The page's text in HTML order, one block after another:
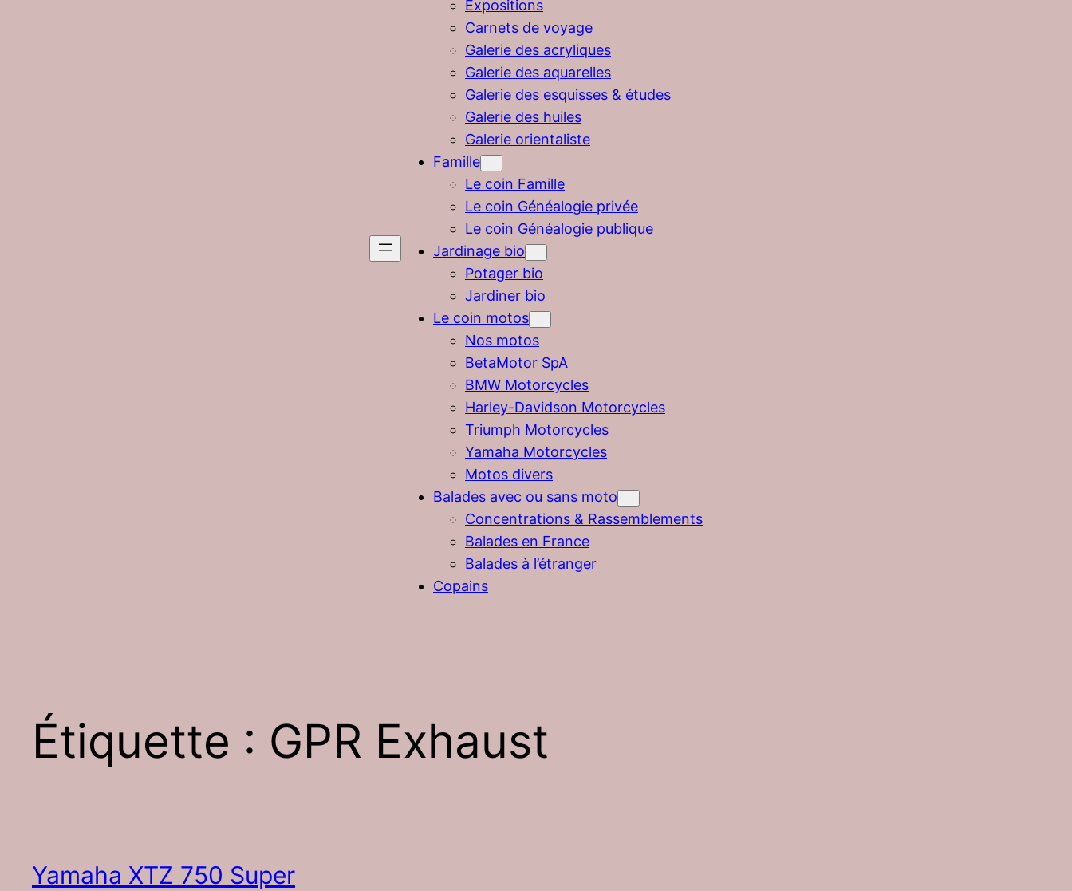
Expositions
Carnets de voyage
Galerie des acryliques
Galerie des aquarelles
Galerie des esquisses & études
Galerie des huiles
Galerie orientaliste
Famille
Le coin Famille
Le coin Généalogie privée
Le coin Généalogie publique
Jardinage bio
Potager bio
Jardiner bio
Le coin motos
Nos motos
BetaMotor SpA
BMW Motorcycles
Harley-Davidson Motorcycles
Triumph Motorcycles
Yamaha Motorcycles
Motos divers
Balades avec ou sans moto
Concentrations & Rassemblements
Balades en France
Balades à l’étranger
Copains
Étiquette : GPR Exhaust
Yamaha XTZ 750 Super